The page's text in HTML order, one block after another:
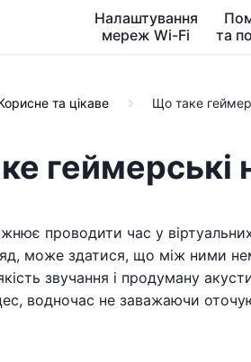
Налаштування
мереж Wi-Fi
та
та цікаве Що таке
геймерські
проводити час у віртуальних
може здатися, що між ними
звучання і продуману
водночас не заважаючи